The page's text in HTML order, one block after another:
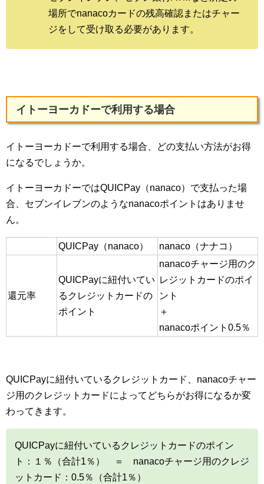
場所でnanacoカードの残高確認またはチャー
ジをして受け取る必要があります。
イトーヨーカドーで利用する場合
イトーヨーカドーで利用する場合、どの支払い方法がお得
になるでしょうか。
イトーヨーカドーではQUICPay（nanaco）で支払った場
合、セブンイレブンのようなnanacoポイントはありませ
ん。
QUICPay（nanaco） nanaco（ナナコ）
還元率
QUICPayに紐付いてい
るクレジットカードの
ポイント
nanacoチャージ用のク
レジットカードのポイ
ント
＋
nanacoポイント0.5％
QUICPayに紐付いているクレジットカード、nanacoチャー
ジ用のクレジットカードによってどちらがお得になるか変
わってきます。
QUICPayに紐付いているクレジットカードのポイン
ト：１％（合計1％） ＝ nanacoチャージ用のクレジ
ットカード：0.5％（合計1％）